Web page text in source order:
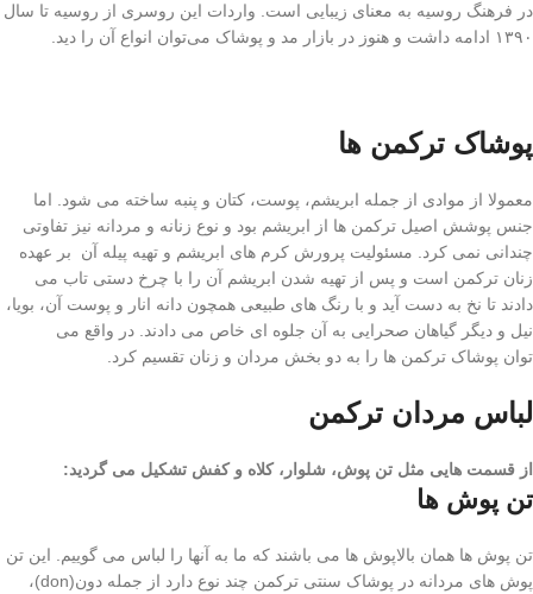
در فرهنگ روسیه به معنای زیبایی است. واردات این روسری از روسیه تا سال
۱۳۹۰ ادامه داشت و هنوز در بازار مد و پوشاک می‌توان انواع آن را دید.
پوشاک ترکمن ها
معمولا از موادی از جمله ابریشم‌، پوست‌، کتان‌ و پنبه‌ ساخته می شود. اما
جنس‌ پوشش اصیل‌ ترکمن ها‌ از ابریشم‌ بود و نوع زنانه و مردانه نیز تفاوتی
چندانی نمی کرد. مسئولیت پرورش‌ کرم‌ های ابریشم‌ و تهیه‌ پیله‌ آن بر عهده
زنان ترکمن است و پس از تهیه شدن ابریشم آن‌ را با چرخ‌ دستی‌ تاب‌ می
دادند تا نخ به دست آید و با رنگ های‌ طبیعی‌ همچون‌ دانه انار و پوست‌ آن، بویا،
نیل‌ و دیگر گیاهان صحرایی‌ به آن جلوه ای خاص می دادند. در واقع می
توان پوشاک ترکمن ها را به دو بخش مردان و زنان تقسیم کرد.
لباس مردان ترکمن
از قسمت هایی مثل تن‌ پوش‌، شلوار، کلاه‌ و کفش‌ تشکیل می گردید:
تن پوش ها
تن پوش ها همان بالاپوش ها می باشند که ما به آنها را لباس می گوییم. این تن
پوش های مردانه در پوشاک سنتی ترکمن چند نوع دارد از جمله دون‌(don)،